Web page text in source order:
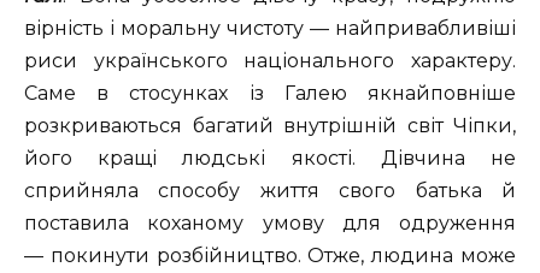
вірність і моральну чистоту — найпривабливіші
риси українського національного характеру.
Саме в стосунках із Галею якнайповніше
розкриваються багатий внутрішній світ Чіпки,
його кращі людські якості. Дівчина не
сприйняла способу життя свого батька й
поставила коханому умову для одруження
— покинути розбійництво. Отже, людина може